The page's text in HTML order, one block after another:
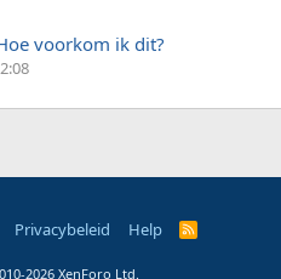
voorkom ik dit?
Privacybeleid Help
R
2026 XenForo Ltd.